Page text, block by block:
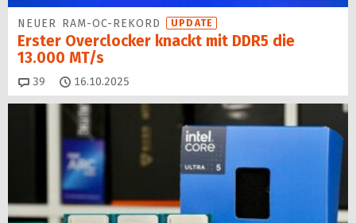
NEUER RAM-OC-REKORD UPDATE
Erster Overclocker knackt mit DDR5 die
13.000 MT/s
39 Kommentare
16.10.2025